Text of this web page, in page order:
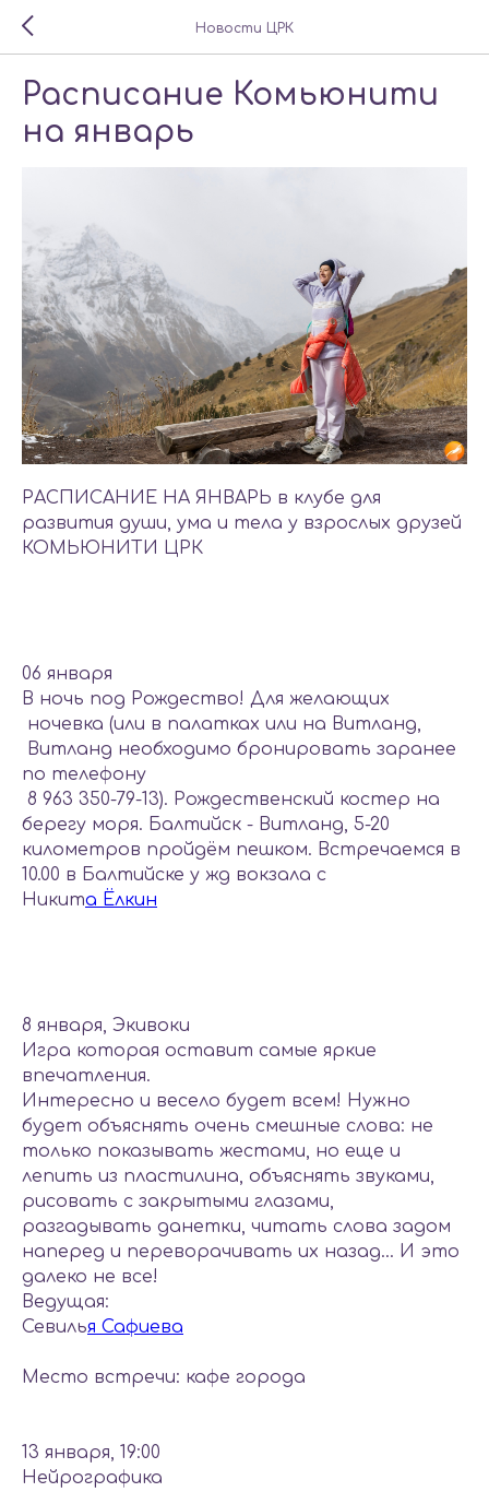
Новости ЦРК
Расписание Комьюнити
на январь
РАСПИСАНИЕ НА ЯНВАРЬ в клубе для
развития души, ума и тела у взрослых друзей
КОМЬЮНИТИ ЦРК
06 января
В ночь под Рождество! Для желающих
ночевка (или в палатках или на Витланд,
Витланд необходимо бронировать заранее
по телефону
8 963 350-79-13). Рождественский костер на
берегу моря. Балтийск - Витланд, 5-20
километров пройдём пешком. Встречаемся в
10.00 в Балтийске у жд вокзала с
Никита Ёлкин
8 января, Экивоки
Игра которая оставит самые яркие
впечатления.
Интересно и весело будет всем! Нужно
будет объяснять очень смешные слова: не
только показывать жестами, но еще и
лепить из пластилина, объяснять звуками,
рисовать с закрытыми глазами,
разгадывать данетки, читать слова задом
наперед и переворачивать их назад... И это
далеко не все!
Ведущая:
Севилья Сафиева
Место встречи: кафе города
13 января, 19:00
Нейрографика